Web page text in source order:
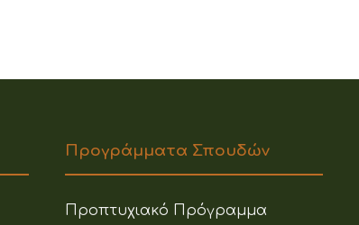
Προγράμματα Σπουδών
Προπτυχιακό Πρόγραμμα